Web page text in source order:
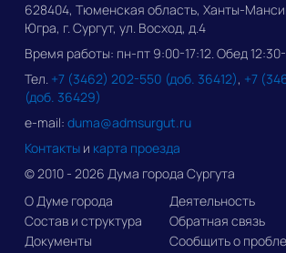
628404, Тюменская область, Ханты-
Югра, г. Сургут, ул. Восход, д.4
Время работы: пн-пт 9:00-17:12. Обед
Тел. +7 (3462) 202-550 (доб. 36412), +7
(доб. 36429)
e-mail: duma@admsurgut.ru
Контакты и карта проезда
© 2010 - 2026 Дума города Сургута
О Думе города
Состав и структура
Документы
Деятельность
Обратная связь
Сообщить о